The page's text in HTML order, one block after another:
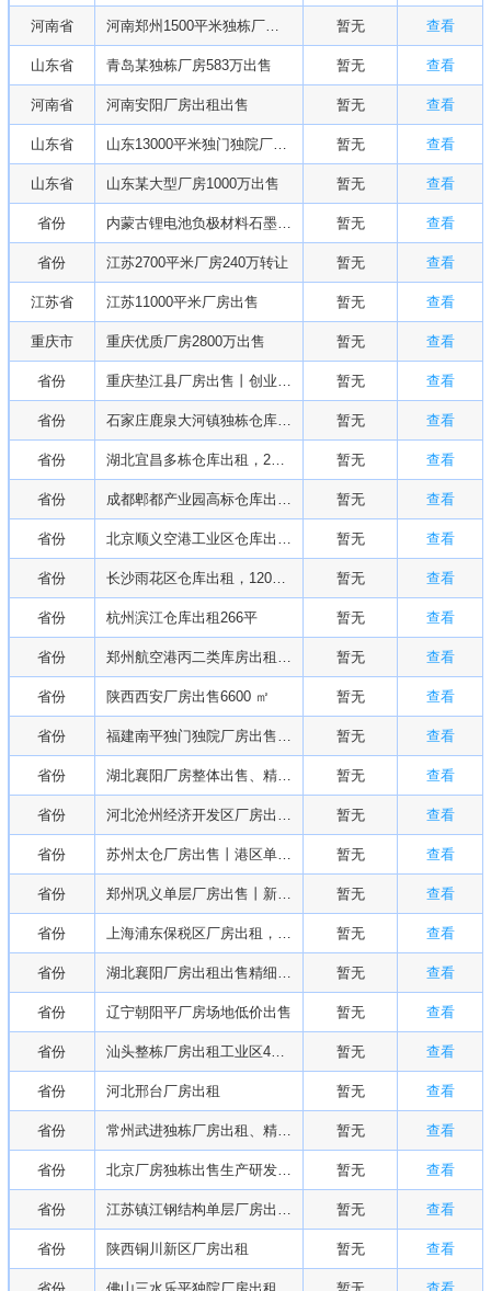
河南省 河南郑州1500平米独栋厂房出售 暂无 查看
山东省 青岛某独栋厂房583万出售 暂无 查看
河南省 河南安阳厂房出租出售 暂无 查看
山东省 山东13000平米独门独院厂房出售 暂无 查看
山东省 山东某大型厂房1000万出售 暂无 查看
省份 内蒙古锂电池负极材料石墨化工厂转让 暂无 查看
省份 江苏2700平米厂房240万转让 暂无 查看
江苏省 江苏11000平米厂房出售 暂无 查看
重庆市 重庆优质厂房2800万出售 暂无 查看
省份 重庆垫江县厂房出售丨创业园区招商，1万平 暂无 查看
省份 石家庄鹿泉大河镇独栋仓库出租，产业园1000平 暂无 查看
省份 湖北宜昌多栋仓库出租，2万平 暂无 查看
省份 成都郫都产业园高标仓库出租，丙类消防带卸货月台，电子元器件、跨境仓储 暂无 查看
省份 北京顺义空港工业区仓库出租丨恒温恒湿库房和仓库对外招租 暂无 查看
省份 长沙雨花区仓库出租，1200平方 带卸货平台 暂无 查看
省份 杭州滨江仓库出租266平 暂无 查看
省份 郑州航空港丙二类库房出租丨整层3400平仓库可分割 暂无 查看
省份 陕西西安厂房出售6600 ㎡ 暂无 查看
省份 福建南平独门独院厂房出售工业用地钢结构1.2万平 暂无 查看
省份 湖北襄阳厂房整体出售、精细化工产业园50135平方 暂无 查看
省份 河北沧州经济开发区厂房出售，2万平 暂无 查看
省份 苏州太仓厂房出售丨港区单层钢结构3300平 暂无 查看
省份 郑州巩义单层厂房出售丨新建万平厂区1.2万平 暂无 查看
省份 上海浦东保税区厂房出租，仓库一楼2180，二楼2380出租 暂无 查看
省份 湖北襄阳厂房出租出售精细化工产业园66700平方 暂无 查看
省份 辽宁朝阳平厂房场地低价出售 暂无 查看
省份 汕头整栋厂房出租工业区4500平 暂无 查看
省份 河北邢台厂房出租 暂无 查看
省份 常州武进独栋厂房出租、精装修大型厂房6万平 暂无 查看
省份 北京厂房独栋出售生产研发招商 暂无 查看
省份 江苏镇江钢结构单层厂房出租丨2200平,净高7.8米 暂无 查看
省份 陕西铜川新区厂房出租 暂无 查看